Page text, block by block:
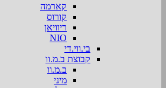
קארמה
קורוס
ריוויאן
NIO
בי.ווי.די
קבוצת ב.מ.וו
ב.מ.וו
מיני